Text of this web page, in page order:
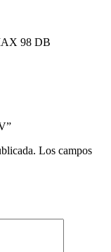
98 DB
Los campos